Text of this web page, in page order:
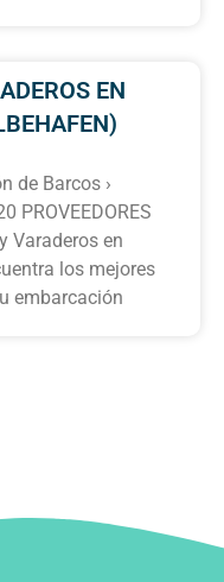
EN
de Barcos ›
PROVEEDORES
Varaderos en
los mejores
embarcación